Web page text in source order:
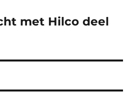
met Hilco deel